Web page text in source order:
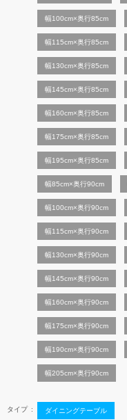
幅100cm×奥行85cm
幅115cm×奥行85cm
幅130cm×奥行85cm
幅145cm×奥行85cm
幅160cm×奥行85cm
幅175cm×奥行85cm
幅195cm×奥行85cm
幅85cm×奥行90cm
幅100cm×奥行90cm
幅115cm×奥行90cm
幅130cm×奥行90cm
幅145cm×奥行90cm
幅160cm×奥行90cm
幅175cm×奥行90cm
幅190cm×奥行90cm
幅205cm×奥行90cm
タイプ ダイニングテーブル